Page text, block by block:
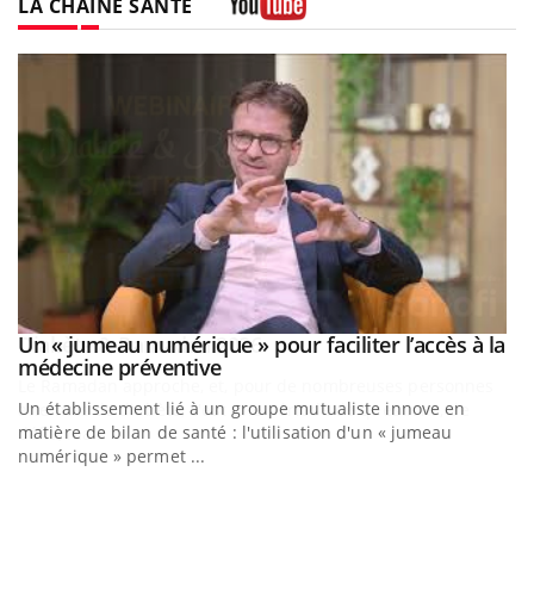
LA CHAÎNE SANTÉ
Youtube
Un « jumeau numérique » pour faciliter l’accès à la
médecine préventiveYoutube
Un établissement lié à un groupe mutualiste innove en
matière de bilan de santé : l'utilisation d'un « jumeau
numérique » permet ...